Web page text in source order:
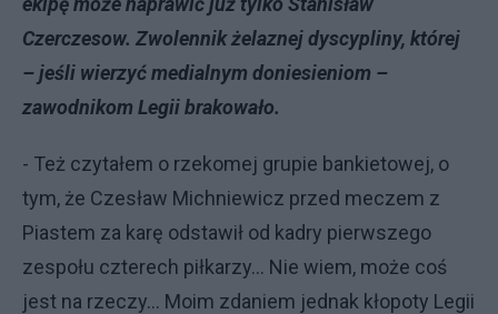
Czerczesow. Zwolennik żelaznej dyscypliny, której
– jeśli wierzyć medialnym doniesieniom –
zawodnikom Legii brakowało.
- Też czytałem o rzekomej grupie bankietowej, o
tym, że Czesław Michniewicz przed meczem z
Piastem za karę odstawił od kadry pierwszego
zespołu czterech piłkarzy… Nie wiem, może coś
jest na rzeczy… Moim zdaniem jednak kłopoty Legii